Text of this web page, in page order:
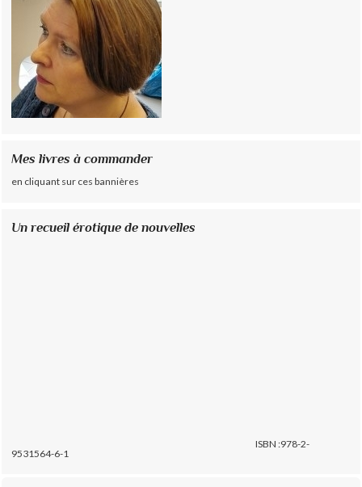
Mes livres à commander
en cliquant sur ces bannières
Un recueil érotique de nouvelles
ISBN :978-2-
9531564-6-1